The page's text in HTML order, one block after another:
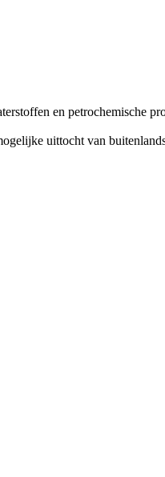
en petrochemische
uittocht van